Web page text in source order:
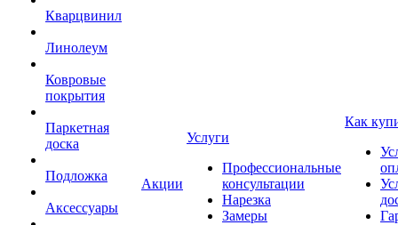
Кварцвинил
Линолеум
Ковровые
покрытия
Паркетная
доска
Подложка
Аксессуары
Акции
Услуги
Профессиональные
консультации
Нарезка
Замеры
Как